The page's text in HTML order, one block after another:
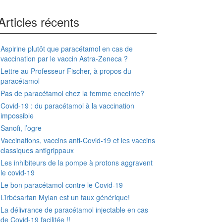
récents
Aspirine plutôt que paracétamol en cas de
vaccination par le vaccin Astra-Zeneca ?
Lettre au Professeur Fischer, à propos du
paracétamol
Pas de paracétamol chez la femme enceinte?
Covid-19 : du paracétamol à la vaccination
impossible
Sanofi, l’ogre
Vaccinations, vaccins anti-Covid-19 et les vaccins
classiques antigrippaux
Les inhibiteurs de la pompe à protons aggravent
le covid-19
Le bon paracétamol contre le Covid-19
L’irbésartan Mylan est un faux générique!
La délivrance de paracétamol injectable en cas
de Covid-19 facilitée !!